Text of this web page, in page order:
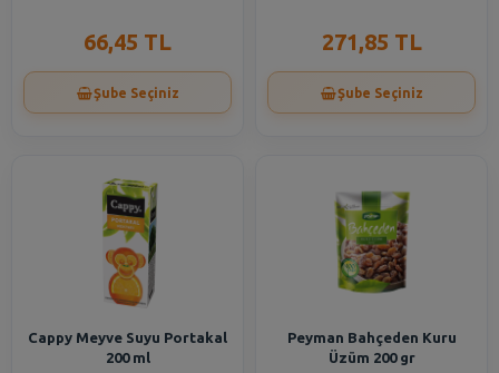
66,45 TL
Şube Seçiniz
271,85 TL
Şube Seçiniz
Cappy Meyve Suyu Portakal
200 ml
Peyman Bahçeden Kuru
Üzüm 200 gr